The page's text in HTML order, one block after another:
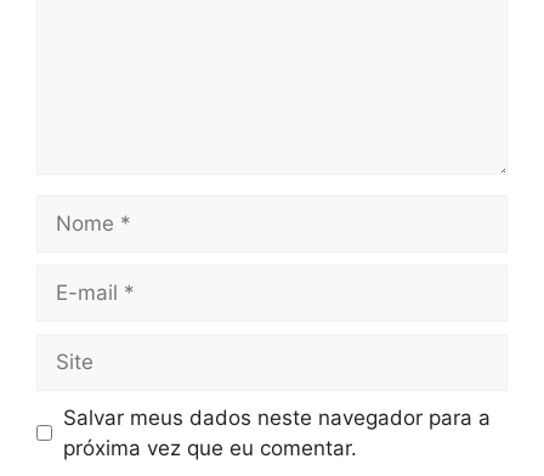
mail
Salvar meus dados neste navegador para a
próxima vez que eu comentar.